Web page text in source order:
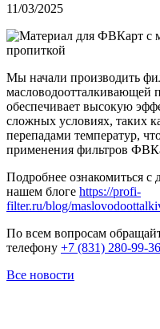
11/03/2025
Мы начали производить
масловодоотталкивающей
обеспечивает высокую
сложных условиях, таких
перепадами температур,
применения фильтров
Подробнее ознакомиться
нашем блоге https://profi-
filter.ru/blog/
По всем вопросам
телефону +7 (831) 280-99-36
Все новости